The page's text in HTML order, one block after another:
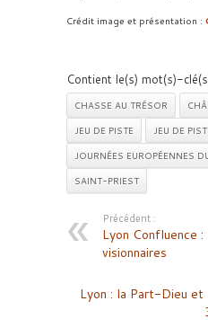
Crédit image et présentation :
Contient le(s) mot(s)-
CHASSE AU TRÉSOR
JEU DE PISTE
JEU DE
JOURNÉES EUROPÉENNES
SAINT-PRIEST
Précédent :
Lyon Confluence :
visionnaires
Lyon : la Part-Dieu